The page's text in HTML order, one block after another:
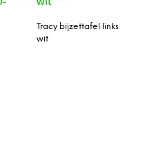
Tracy bijzettafel links
wit